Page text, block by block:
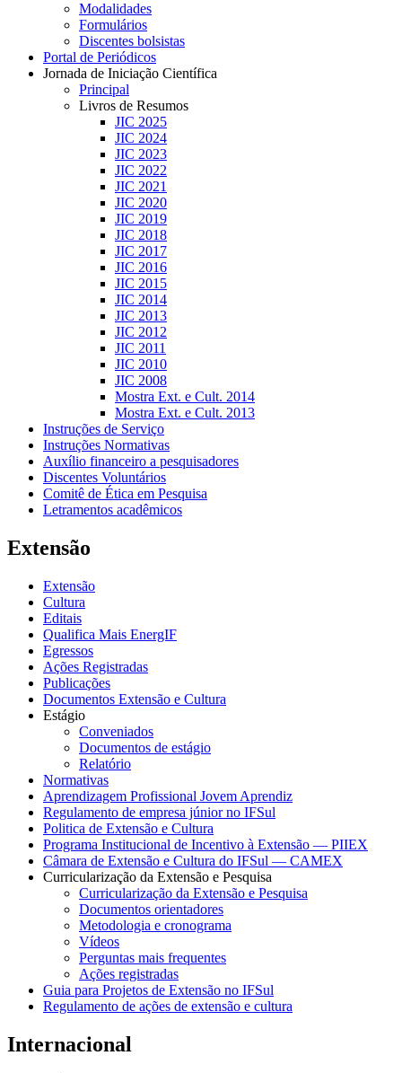
Modalidades
Formulários
Discentes bolsistas
Portal de Periódicos
Jornada de Iniciação Científica
Principal
Livros de Resumos
JIC 2025
JIC 2024
JIC 2023
JIC 2022
JIC 2021
JIC 2020
JIC 2019
JIC 2018
JIC 2017
JIC 2016
JIC 2015
JIC 2014
JIC 2013
JIC 2012
JIC 2011
JIC 2010
JIC 2008
Mostra Ext. e Cult. 2014
Mostra Ext. e Cult. 2013
Instruções de Serviço
Instruções Normativas
Auxílio financeiro a pesquisadores
Discentes Voluntários
Comitê de Ética em Pesquisa
Letramentos acadêmicos
Extensão
Extensão
Cultura
Editais
Qualifica Mais EnergIF
Egressos
Ações Registradas
Publicações
Documentos Extensão e Cultura
Estágio
Conveniados
Documentos de estágio
Relatório
Normativas
Aprendizagem Profissional Jovem Aprendiz
Regulamento de empresa júnior no IFSul
Politica de Extensão e Cultura
Programa Institucional de Incentivo à Extensão — PIIEX
Câmara de Extensão e Cultura do IFSul — CAMEX
Curricularização da Extensão e Pesquisa
Curricularização da Extensão e Pesquisa
Documentos orientadores
Metodologia e cronograma
Vídeos
Perguntas mais frequentes
Ações registradas
Guia para Projetos de Extensão no IFSul
Regulamento de ações de extensão e cultura
Internacional